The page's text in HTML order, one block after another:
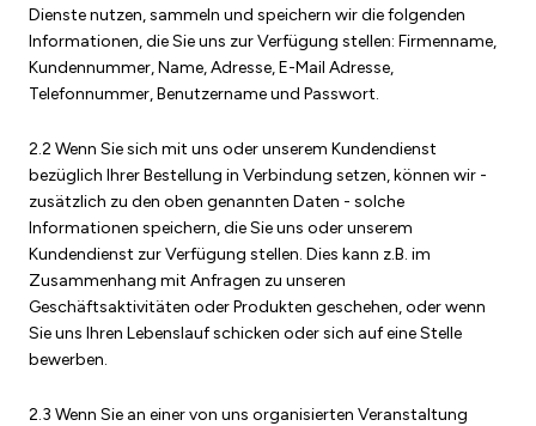
Dienste nutzen, sammeln und speichern wir die folgenden
Informationen, die Sie uns zur Verfügung stellen: Firmenname,
Kundennummer, Name, Adresse, E-Mail Adresse,
Telefonnummer, Benutzername und Passwort.
2.2 Wenn Sie sich mit uns oder unserem Kundendienst
bezüglich Ihrer Bestellung in Verbindung setzen, können wir -
zusätzlich zu den oben genannten Daten - solche
Informationen speichern, die Sie uns oder unserem
Kundendienst zur Verfügung stellen. Dies kann z.B. im
Zusammenhang mit Anfragen zu unseren
Geschäftsaktivitäten oder Produkten geschehen, oder wenn
Sie uns Ihren Lebenslauf schicken oder sich auf eine Stelle
bewerben.
2.3 Wenn Sie an einer von uns organisierten Veranstaltung